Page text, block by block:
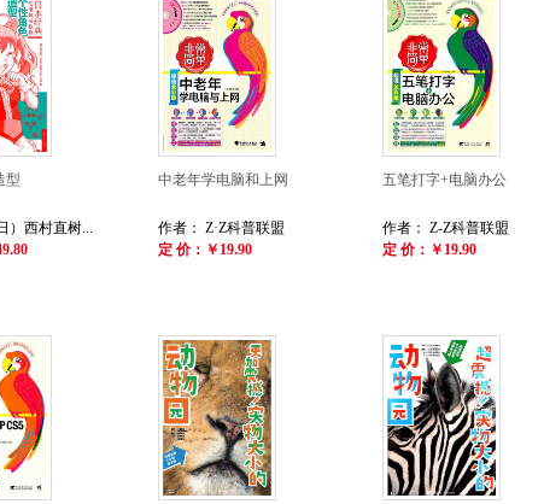
型
）西村直树...
中老年学电脑和上网
作者： Z·Z科普联盟
定 价：￥19.90
五笔打字+电脑办公
作者： Z-Z科普联盟
定 价：￥19.90